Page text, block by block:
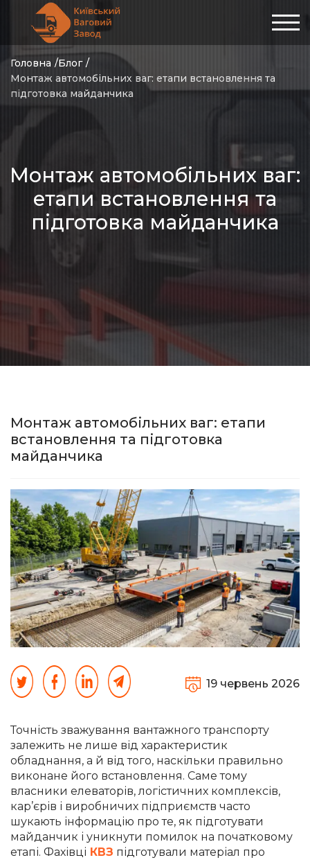
Головна
Блог
Монтаж автомобільних ваг: етапи встановлення та
підготовка майданчика
Монтаж автомобільних ваг:
етапи встановлення та
підготовка майданчика
Монтаж автомобільних ваг: етапи
встановлення та підготовка
майданчика
19 червень 2026
Точність зважування вантажного транспорту
залежить не лише від характеристик
обладнання, а й від того, наскільки правильно
виконане його встановлення. Саме тому
власники елеваторів, логістичних комплексів,
кар’єрів і виробничих підприємств часто
шукають інформацію про те, як підготувати
майданчик і уникнути помилок на початковому
етапі. Фахівці КВЗ підготували матеріал про